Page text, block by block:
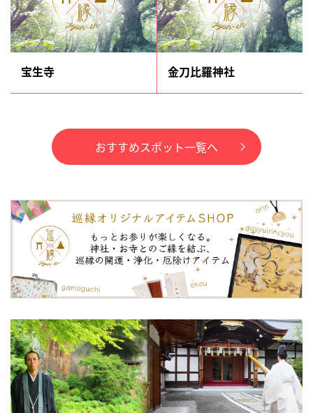
宝生寺 金刀比羅神社
おすすめスポット一覧へ